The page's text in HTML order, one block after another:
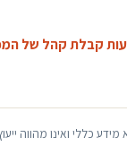
קבלת קהל של
כללי ואינו מהווה